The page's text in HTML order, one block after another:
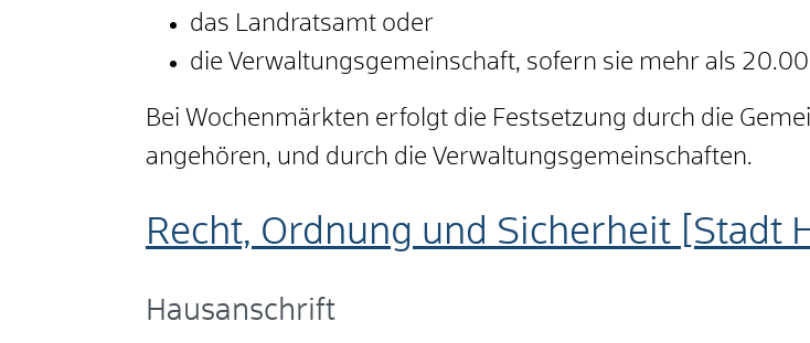
das Landratsamt oder
die Verwaltungsgemeinschaft, sofern sie mehr als
Bei Wochenmärkten erfolgt die Festsetzung durch die
angehören, und durch die Verwaltungsgemeinschaften.
Recht, Ordnung und Sicherheit [Stadt
Hausanschrift